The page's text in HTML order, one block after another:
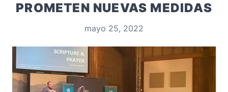
PROMETEN NUEVAS MEDIDAS
mayo 25, 2022